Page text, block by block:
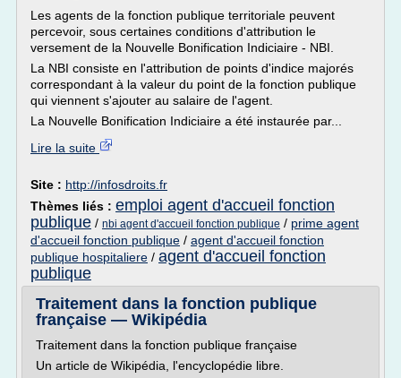
Les agents de la fonction publique territoriale peuvent
percevoir, sous certaines conditions d'attribution le
versement de la Nouvelle Bonification Indiciaire - NBI.
La NBI consiste en l'attribution de points d'indice majorés
correspondant à la valeur du point de la fonction publique
qui viennent s'ajouter au salaire de l'agent.
La Nouvelle Bonification Indiciaire a été instaurée par...
Lire la suite
Site : http://infosdroits.fr
Thèmes liés : emploi agent d'accueil fonction
publique / nbi agent d'accueil fonction publique / prime agent
d'accueil fonction publique / agent d'accueil fonction
publique hospitaliere / agent d'accueil fonction
publique
Traitement dans la fonction publique
française — Wikipédia
Traitement dans la fonction publique française
Un article de Wikipédia, l'encyclopédie libre.